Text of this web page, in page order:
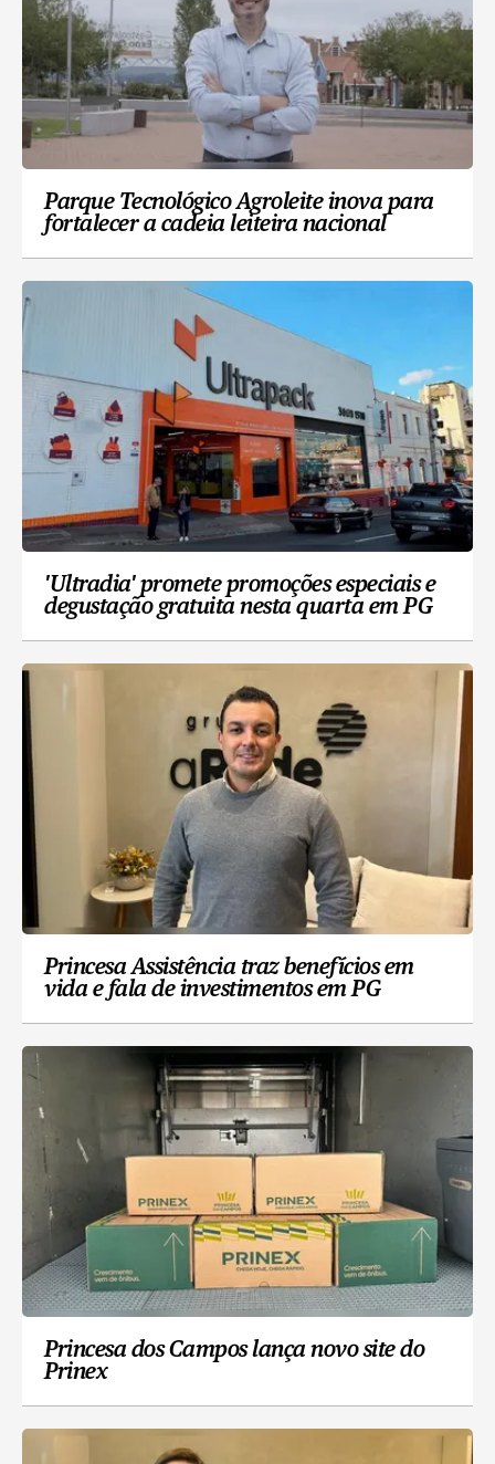
Parque Tecnológico Agroleite inova para
fortalecer a cadeia leiteira nacional
'Ultradia' promete promoções especiais e
degustação gratuita nesta quarta em PG
Princesa Assistência traz benefícios em
vida e fala de investimentos em PG
Princesa dos Campos lança novo site do
Prinex